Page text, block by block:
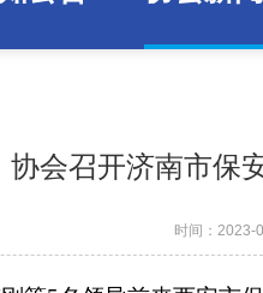
协会召开济南市保
时间：2023-